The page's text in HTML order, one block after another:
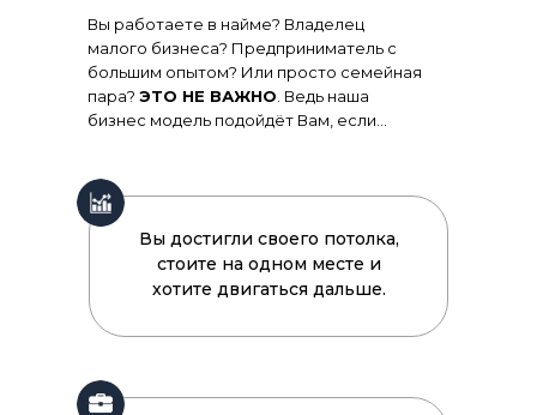
Вы работаете в найме? Владелец
малого бизнеса? Предприниматель с
большим опытом? Или просто семейная
пара? ЭТО НЕ ВАЖНО . Ведь наша
бизнес модель подойдёт Вам, если...
Вы достигли своего потолка,
стоите на одном месте и
хотите двигаться дальше.